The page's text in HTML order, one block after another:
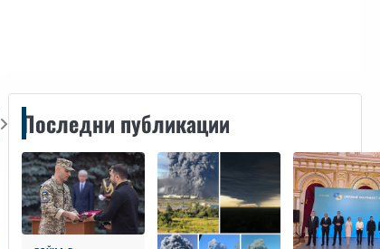
Последни публикации